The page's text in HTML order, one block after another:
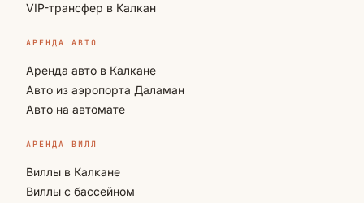
VIP-трансфер в Калкан
АРЕНДА АВТО
Аренда авто в Калкане
Авто из аэропорта Даламан
Авто на автомате
АРЕНДА ВИЛЛ
Виллы в Калкане
Виллы с бассейном